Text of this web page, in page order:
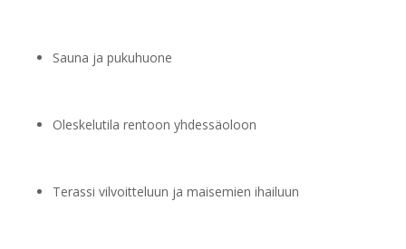
Sauna ja pukuhuone
Oleskelutila rentoon yhdessäoloon
Terassi vilvoitteluun ja maisemien ihailuun